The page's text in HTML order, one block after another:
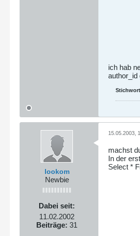
ich hab
author_id
lookom
Newbie
Dabei seit:
11.02.2002
Beiträge: 31
15.05.2003,
machst
In der
Select *